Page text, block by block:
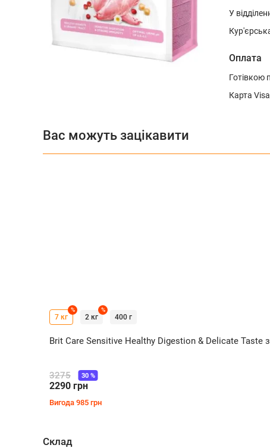
У
Оплата
Готівкою
Карта
Вас можуть зацікавити
7 кг
%
2 кг
%
400 г
Brit Care Sensitive Healthy Digestion & Delicate
3275
2290 грн
30%
Вигода 985 грн
Склад